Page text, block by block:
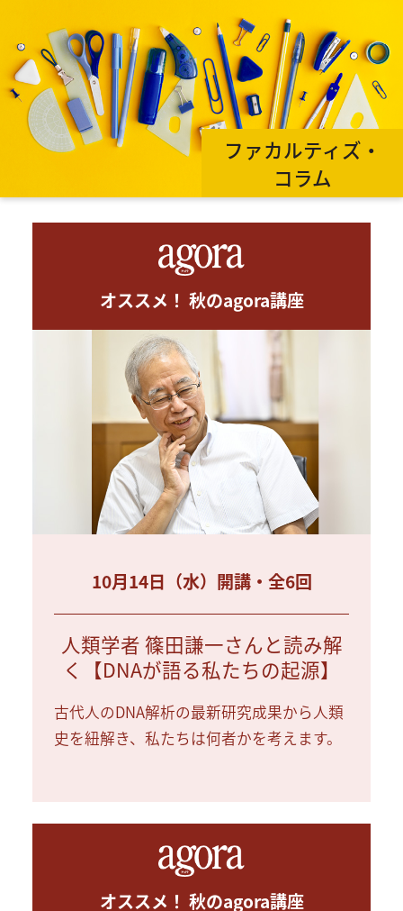
ファカルティズ・
コラム
オススメ！ 秋のagora講座
10月14日（水）開講・全6回
人類学者 篠田謙一さんと読み解
く【DNAが語る私たちの起源】
古代人のDNA解析の最新研究成果から人類
史を紐解き、私たちは何者かを考えます。
オススメ！ 秋のagora講座